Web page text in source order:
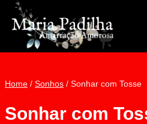
Pular
para
Conteúdo
Home / Sonhos / Sonhar com Tosse
Sonhar com